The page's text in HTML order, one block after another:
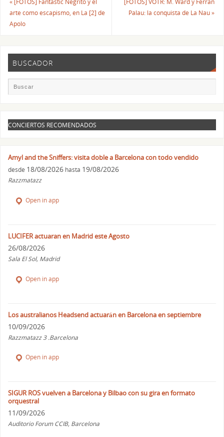
«[FOTOS] Fantastic Negrito y el
arte como escapismo, en La [2] de
Apolo
[FOTOS] VOTR: M. Ward y Ferran
Palau: la conquista de La Nau»
BUSCADOR
CONCIERTOS RECOMENDADOS
Amyl and the Sniffers: visita doble a Barcelona con todo vendido
desde 18/08/2026 hasta 19/08/2026
Razzmatazz
Open in app
LUCIFER actuaran en Madrid este Agosto
26/08/2026
Sala El Sol, Madrid
Open in app
Los australianos Headsend actuarán en Barcelona en septiembre
10/09/2026
Razzmatazz 3 .Barcelona
Open in app
SIGUR ROS vuelven a Barcelona y Bilbao con su gira en formato
orquestral
11/09/2026
Auditorio Forum CCIB, Barcelona